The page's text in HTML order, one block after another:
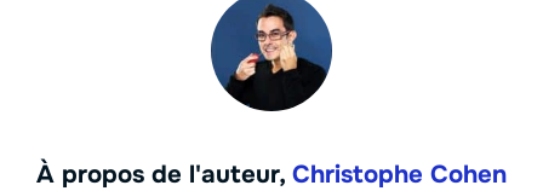
À propos de l'auteur, Christophe Cohen